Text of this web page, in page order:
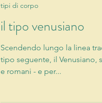
il tipo venusiano
Scendendo lungo la linea
tipo seguente, il Venusiano,
e romani - e per...
tipi di corpo